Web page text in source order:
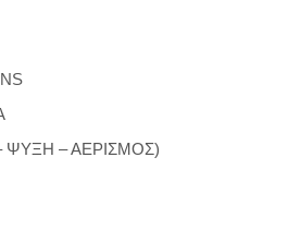
ΨΥΞΗ – ΑΕΡΙΣΜΟΣ)